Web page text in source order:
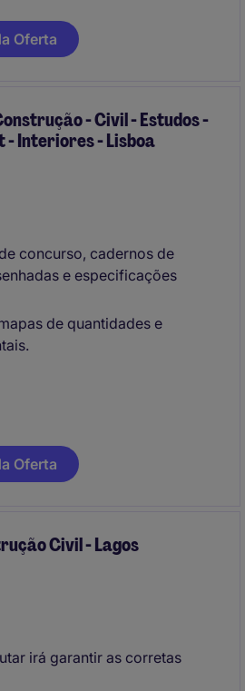
Oferta
- Civil - Estudos -
- Interiores - Lisboa
concurso, cadernos de
e especificações
de quantidades e
Oferta
Civil - Lagos
irá garantir as corretas